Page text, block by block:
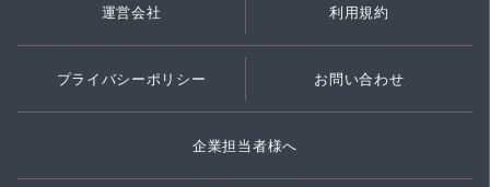
運営会社 利用規約
プライバシーポリシー お問い合わせ
企業担当者様へ